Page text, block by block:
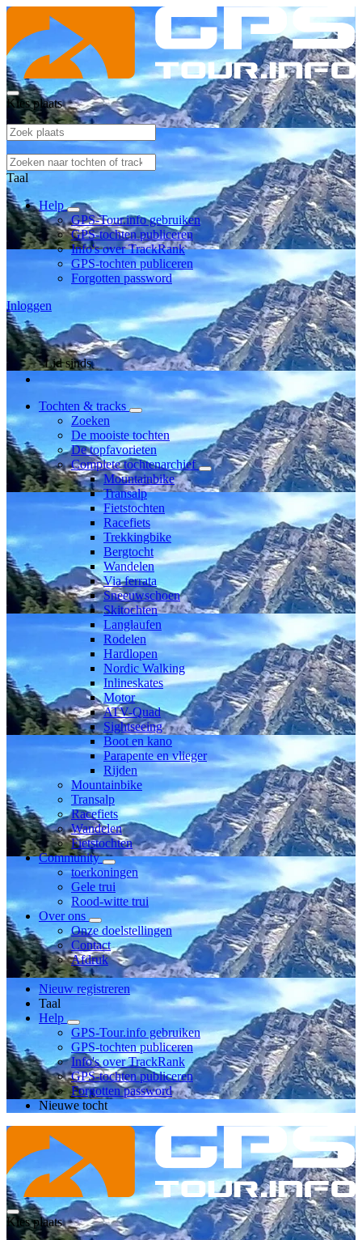
Kies plaats
Taal
Help
GPS-Tour.info gebruiken
GPS-tochten publiceren
Info's over TrackRank
GPS-tochten publiceren
Forgotten password
Inloggen
Lid sinds
Tochten & tracks
Zoeken
De mooiste tochten
De topfavorieten
Complete tochtenarchief
Mountainbike
Transalp
Fietstochten
Racefiets
Trekkingbike
Bergtocht
Wandelen
Via ferrata
Sneeuwschoen
Skitochten
Langlaufen
Rodelen
Hardlopen
Nordic Walking
Inlineskates
Motor
ATV-Quad
Sightseeing
Boot en kano
Parapente en vlieger
Rijden
Mountainbike
Transalp
Racefiets
Wandelen
Fietstochten
Community
toerkoningen
Gele trui
Rood-witte trui
Over ons
Onze doelstellingen
Contact
Afdruk
Nieuw registreren
Taal
Help
GPS-Tour.info gebruiken
GPS-tochten publiceren
Info's over TrackRank
GPS-tochten publiceren
Forgotten password
Nieuwe tocht
Kies plaats